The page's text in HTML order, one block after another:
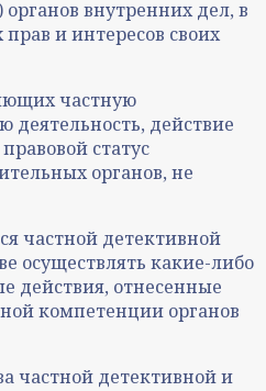
внутренних дел, в
и интересов своих
частную
деятельность, действие
статус
органов, не
частной детективной
осуществлять какие-либо
действия, отнесенные
компетенции органов
частной детективной и